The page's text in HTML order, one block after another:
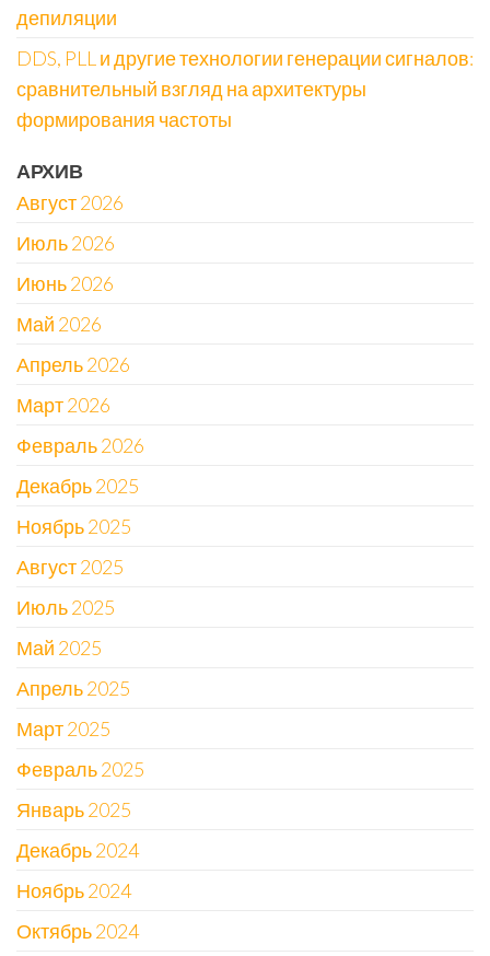
депиляции
DDS, PLL и другие технологии генерации сигналов:
сравнительный взгляд на архитектуры
формирования частоты
АРХИВ
Август 2026
Июль 2026
Июнь 2026
Май 2026
Апрель 2026
Март 2026
Февраль 2026
Декабрь 2025
Ноябрь 2025
Август 2025
Июль 2025
Май 2025
Апрель 2025
Март 2025
Февраль 2025
Январь 2025
Декабрь 2024
Ноябрь 2024
Октябрь 2024